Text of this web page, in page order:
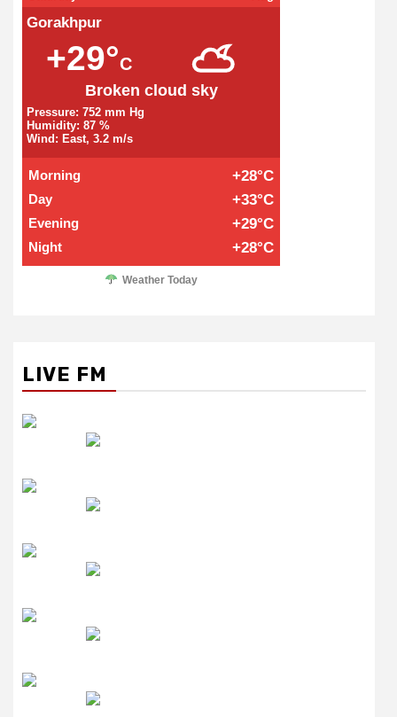
Gorakhpur
+29°C
Broken cloud sky
Pressure: 752 mm Hg
Humidity: 87 %
Wind: East, 3.2 m/s
Morning +28°C
Day +33°C
Evening +29°C
Night +28°C
Weather Today
LIVE FM